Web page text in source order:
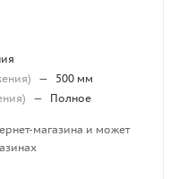
—
500 мм
— Полное
магазина и может